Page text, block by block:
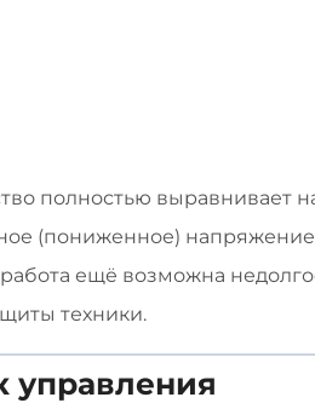
полностью выравнивает
(пониженное)
ещё возможна
техники.
управления